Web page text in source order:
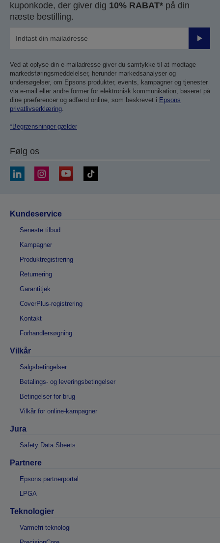
kuponkode, der giver dig 10% RABAT* på din
næste bestilling.
Send
Ved at oplyse din e-mailadresse giver du samtykke til at modtage
markedsføringsmeddelelser, herunder markedsanalyser og
undersøgelser, om Epsons produkter, events, kampagner og tjenester
via e-mail eller andre former for elektronisk kommunikation, baseret på
dine præferencer og adfærd online, som beskrevet i Epsons
privatlivserklæring.
*Begrænsninger gælder
Følg os
Kundeservice
Seneste tilbud
Kampagner
Produktregistrering
Returnering
Garantitjek
CoverPlus-registrering
Kontakt
Forhandlersøgning
Vilkår
Salgsbetingelser
Betalings- og leveringsbetingelser
Betingelser for brug
Vilkår for online-kampagner
Jura
Safety Data Sheets
Partnere
Epsons partnerportal
LPGA
Teknologier
Varmefri teknologi